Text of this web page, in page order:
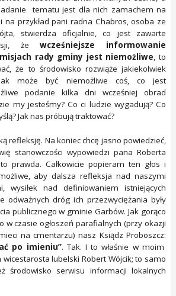
tematu jest dla nich zamachem na
na przykład pani radna Chabros, osoba ze
stwierdza oficjalnie, co jest zawarte
żewcześniejsze informowanie
rady gminy jest niemożliwe, to
że to środowisko rozwiąże jakiekolwiek
może być niemożliwe coś, co jest
podanie kilka dni wcześniej obrad
my jesteśmy? Co ci ludzie wygadują? Co
Jak nas próbują traktować?
refleksję. Na koniec chcę jasno powiedzieć,
stanowczości wypowiedzi pana Roberta
prawda. Całkowicie popieram ten głos i
aby dalsza refleksja nad naszymi
wysiłek nad definiowaniem istniejących
odważnych dróg ich przezwyciężania były
publicznego w gminie Garbów. Jak gorąco
w czasie ogłoszeń parafialnych (przy okazji
na cmentarzu) nasz Ksiądz Proboszcz:
po imieniu”. Tak. I to właśnie w moim
lubelski Robert Wójcik; to samo
środowisko serwisu informacji lokalnych